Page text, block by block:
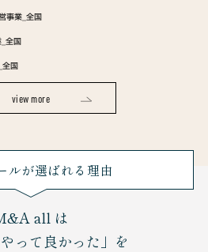
事業_全国
全国
全国
view more
ルが選ばれる理由
all は
って良かった」を